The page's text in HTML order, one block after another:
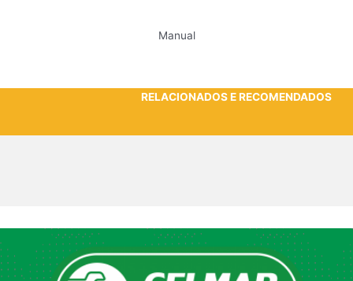
Manual
RELACIONADOS E RECOMENDADOS